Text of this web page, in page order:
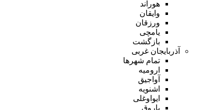
هوراند
وایقان
ورزقان
یامچی
بازگشت
آذربایجان غربی
تمام شهر‌ها
ارومیه
آواجیق
اشنویه
ایواوغلی
باروق